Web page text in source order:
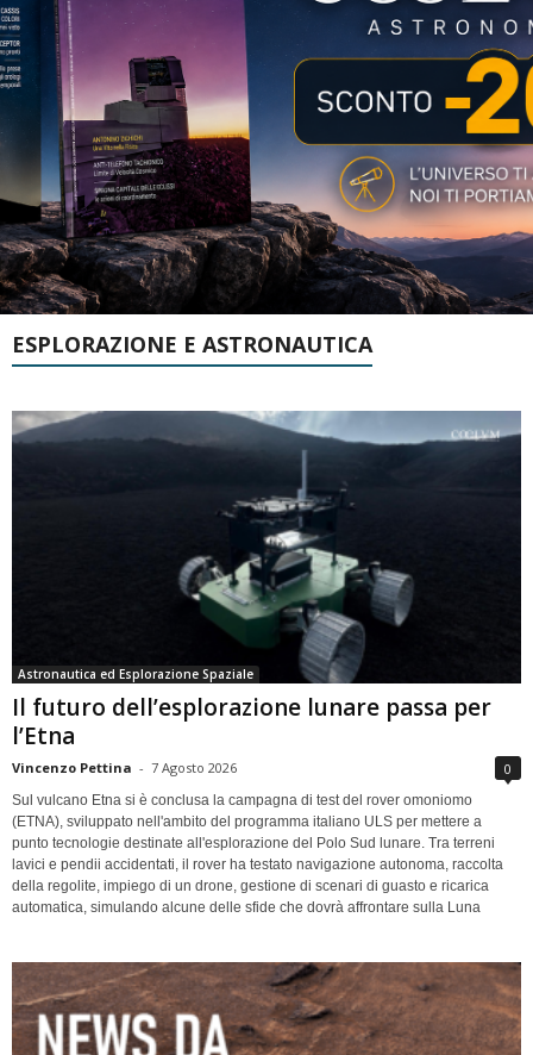
ESPLORAZIONE E ASTRONAUTICA
Astronautica ed Esplorazione Spaziale
Il futuro dell’esplorazione lunare passa per
l’Etna
Vincenzo Pettina - 7 Agosto 2026 0
Sul vulcano Etna si è conclusa la campagna di test del rover omoniomo
(ETNA), sviluppato nell'ambito del programma italiano ULS per mettere a
punto tecnologie destinate all'esplorazione del Polo Sud lunare. Tra terreni
lavici e pendii accidentati, il rover ha testato navigazione autonoma, raccolta
della regolite, impiego di un drone, gestione di scenari di guasto e ricarica
automatica, simulando alcune delle sfide che dovrà affrontare sulla Luna